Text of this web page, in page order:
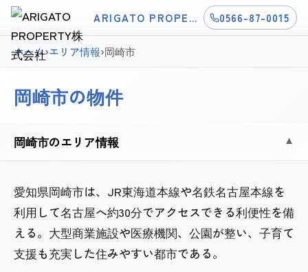
ARIGATO PROPERTY株式会社 0566-87-0015
ホーム›エリア情報›岡崎市
岡崎市の物件
岡崎市のエリア情報 ▼
愛知県岡崎市は、JR東海道本線や名鉄名古屋本線を
利用して名古屋へ約30分でアクセスできる利便性を備
える。大型商業施設や医療機関、公園が整い、子育て
支援も充実した住みやすい都市である。